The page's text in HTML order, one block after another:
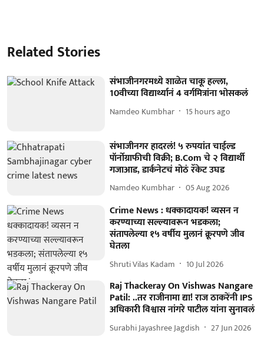
Related Stories
संभाजीनगरमध्ये शाळेत चाकू हल्ला,
10वीच्या विद्यार्थ्यानं 4 वर्गमित्रांना भोसकलं
Namdeo Kumbhar 15 hours ago
संभाजीनगर हादरलं! ५ रुपयांत चाईल्ड
पॉर्नोग्राफीची विक्री; B.Com चे २ विद्यार्थी
गजाआड, डार्कनेटचं मोठं रॅकेट उघड
Namdeo Kumbhar 05 Aug 2026
Crime News : धक्कादायक! व्यसन न
करण्याच्या सल्ल्यावरून भडकला;
संतापलेल्या १५ वर्षीय मुलानं क्रूरपणे जीव
घेतला
Shruti Vilas Kadam 10 Jul 2026
Raj Thackeray On Vishwas Nangare
Patil: ..तर राजीनामा द्या! राज ठाकरेंनी IPS
अधिकारी विश्वास नांगरे पाटील यांना सुनावलं
Surabhi Jayashree Jagdish 27 Jun 2026